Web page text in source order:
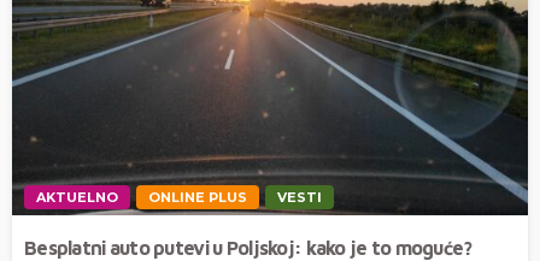
AKTUELNO ONLINE PLUS VESTI
Besplatni auto putevi u Poljskoj: kako je to moguće?